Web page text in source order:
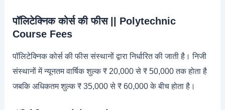
पॉलिटेक्निक कोर्स की फीस || Polytechnic
Course Fees
पॉलिटेक्निक कोर्स की फीस संस्थानों द्वारा निर्धारित की जाती है। निजी
संस्थानों में न्यूनतम वार्षिक शुल्क ₹ 20,000 से ₹ 50,000 तक होता है
जबकि अधिकतम शुल्क ₹ 35,000 से ₹ 60,000 के बीच होता है।